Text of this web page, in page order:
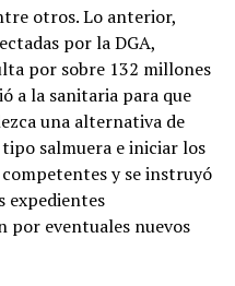
otros. Lo anterior,
por la DGA,
por sobre 132 millones
a la sanitaria para que
una alternativa de
salmuera e iniciar los
y se instruyó
expedientes
por eventuales nuevos